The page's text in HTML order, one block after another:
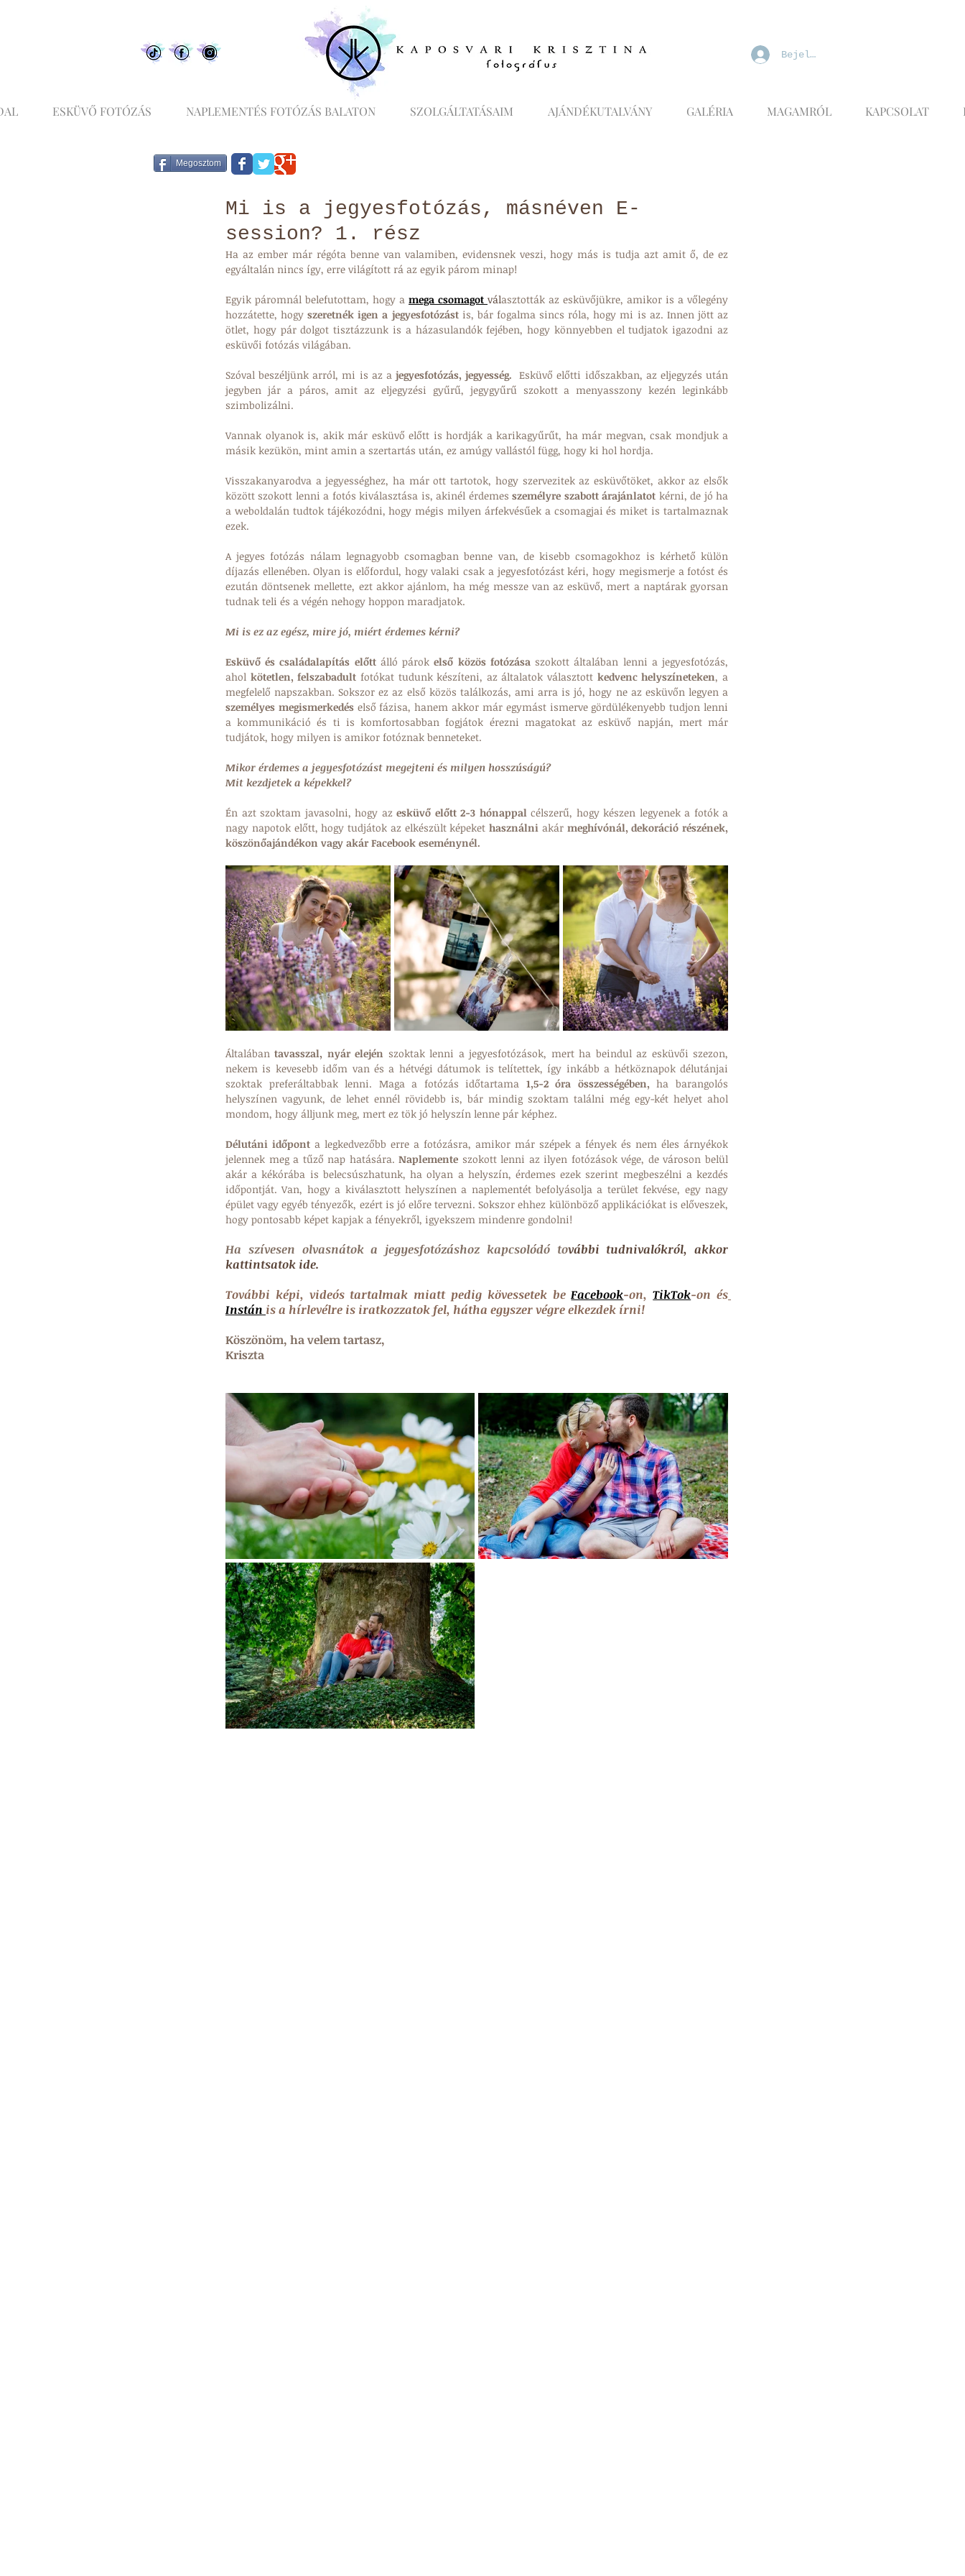
ESKÜVŐ FOTÓZÁS NAPLEMENTÉS FOTÓZÁS BALATON SZOLGÁLTATÁSAIM AJÁNDÉKUTALVÁNY GALÉRIA MAGAMRÓL KAPCSOLAT
Bejelentkezés
Megosztom
Mi is a jegyesfotózás, másnéven E-
session? 1. rész
Ha az ember már régóta benne van valamiben, evidensnek veszi, hogy más is tudja azt amit ő, de ez
egyáltalán nincs így, erre világított rá az egyik párom minap!
Egyik páromnál belefutottam, hogy a mega csomagot választották az esküvőjükre, amikor is a vőlegény
hozzátette, hogy szeretnék igen a jegyesfotózást is, bár fogalma sincs róla, hogy mi is az. Innen jött az
ötlet, hogy pár dolgot tisztázzunk is a házasulandók fejében, hogy könnyebben el tudjatok igazodni az
esküvői fotózás világában.
Szóval beszéljünk arról, mi is az a jegyesfotózás, jegyesség. Esküvő előtti időszakban, az eljegyzés után
jegyben jár a páros, amit az eljegyzési gyűrű, jegygyűrű szokott a menyasszony kezén leginkább
szimbolizálni.
Vannak olyanok is, akik már esküvő előtt is hordják a karikagyűrűt, ha már megvan, csak mondjuk a
másik kezükön, mint amin a szertartás után, ez amúgy vallástól függ, hogy ki hol hordja.
Visszakanyarodva a jegyességhez, ha már ott tartotok, hogy szervezitek az esküvőtöket, akkor az elsők
között szokott lenni a fotós kiválasztása is, akinél érdemes személyre szabott árajánlatot kérni, de jó ha
a weboldalán tudtok tájékozódni, hogy mégis milyen árfekvésűek a csomagjai és miket is tartalmaznak
ezek.
A jegyes fotózás nálam legnagyobb csomagban benne van, de kisebb csomagokhoz is kérhető külön
díjazás ellenében. Olyan is előfordul, hogy valaki csak a jegyesfotózást kéri, hogy megismerje a fotóst és
ezután döntsenek mellette, ezt akkor ajánlom, ha még messze van az esküvő, mert a naptárak gyorsan
tudnak teli és a végén nehogy hoppon maradjatok.
Mi is ez az egész, mire jó, miért érdemes kérni?
Esküvő és családalapítás előtt álló párok első közös fotózása szokott általában lenni a jegyesfotózás,
ahol kötetlen, felszabadult fotókat tudunk készíteni, az általatok választott kedvenc helyszíneteken, a
személyes megismerkedés első fázisa, hanem akkor már egymást ismerve gördülékenyebb tudjon lenni
a kommunikáció és ti is komfortosabban fogjátok érezni magatokat az esküvő napján, mert már
tudjátok, hogy milyen is amikor fotóznak benneteket.
Mikor érdemes a jegyesfotózást megejteni és milyen hosszúságú?
Mit kezdjetek a képekkel?
Én azt szoktam javasolni, hogy az esküvő előtt 2-3 hónappal célszerű, hogy készen legyenek a fotók a
nagy napotok előtt, hogy tudjátok az elkészült képeket használni akár meghívónál, dekoráció részének,
köszönőajándékon vagy akár Facebook eseménynél.
Általában tavasszal, nyár elején szoktak lenni a jegyesfotózások, mert ha beindul az esküvői szezon,
nekem is kevesebb időm van és a hétvégi dátumok is telítettek, így inkább a hétköznapok délutánjai
szoktak preferáltabbak lenni. Maga a fotózás időtartama 1,5-2 óra összességében, ha barangolós
helyszínen vagyunk, de lehet ennél rövidebb is, bár mindig szoktam találni még egy-két helyet ahol
mondom, hogy álljunk meg, mert ez tök jó helyszín lenne pár képhez.
Délutáni időpont a legkedvezőbb erre a fotózásra, amikor már szépek a fények és nem éles árnyékok
jelennek meg a tűző nap hatására. Naplemente szokott lenni az ilyen fotózások vége, de városon belül
akár a kékórába is belecsúszhatunk, ha olyan a helyszín, érdemes ezek szerint megbeszélni a kezdés
időpontját. Van, hogy a kiválasztott helyszínen a naplementét befolyásolja a terület fekvése, egy nagy
épület vagy egyéb tényezők, ezért is jó előre tervezni. Sokszor ehhez különböző applikációkat is előveszek,
hogy pontosabb képet kapjak a fényekről, igyekszem mindenre gondolni!
Ha szívesen olvasnátok a jegyesfotózáshoz kapcsolódó további tudnivalókról, akkor
kattintsatok ide.
További képi, videós tartalmak miatt pedig kövessetek be Facebook-on, TikTok-on és
Instán is a hírlevélre is iratkozzatok fel, hátha egyszer végre elkezdek írni!
Köszönöm, ha velem tartasz,
Kriszta